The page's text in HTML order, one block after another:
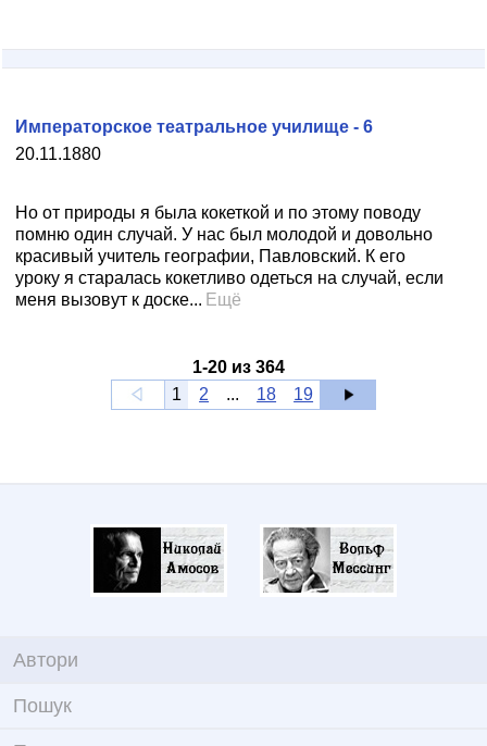
20.11.1880
Императорское театральное училище - 6
Но от природы я была кокеткой и по этому поводу
помню один случай. У нас был молодой и довольно
красивый учитель географии, Павловский. К его
уроку я старалась кокетливо одеться на случай, если
меня вызовут к доске... Ещё
1-20из 364
1
2 ... 18 19
Автори
Пошук